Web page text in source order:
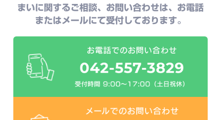
まいに関するご相談、お問い合わせは、お電話
またはメールにて受付しております。